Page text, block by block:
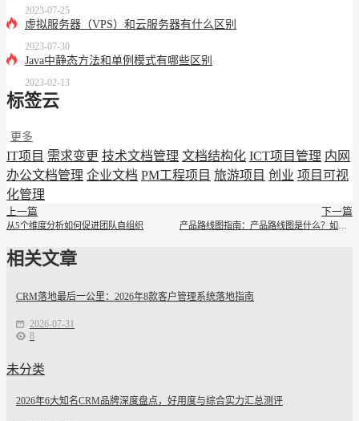
2023-07-25
虚拟服务器（VPS）和云服务器有什么区别
2023-07-30
Java中静态方法和单例模式有哪些区别
2023-02-13
标签云
更多
IT项目 需求变更 技术文档管理 文档结构化 ICT项目管理 内网
办公文档管理 企业文档 PM工程项目 旅游项目 创业 项目可视
化管理
上一篇
从5个维度分析如何促进团队自组织
下一篇
相关文章
CRM落地最后一公里：2026年8款客户管理系统落地指南
2026-07-31
8
未分类
2026年6大知名CRM品牌深度盘点，好用度与综合实力汇总测评